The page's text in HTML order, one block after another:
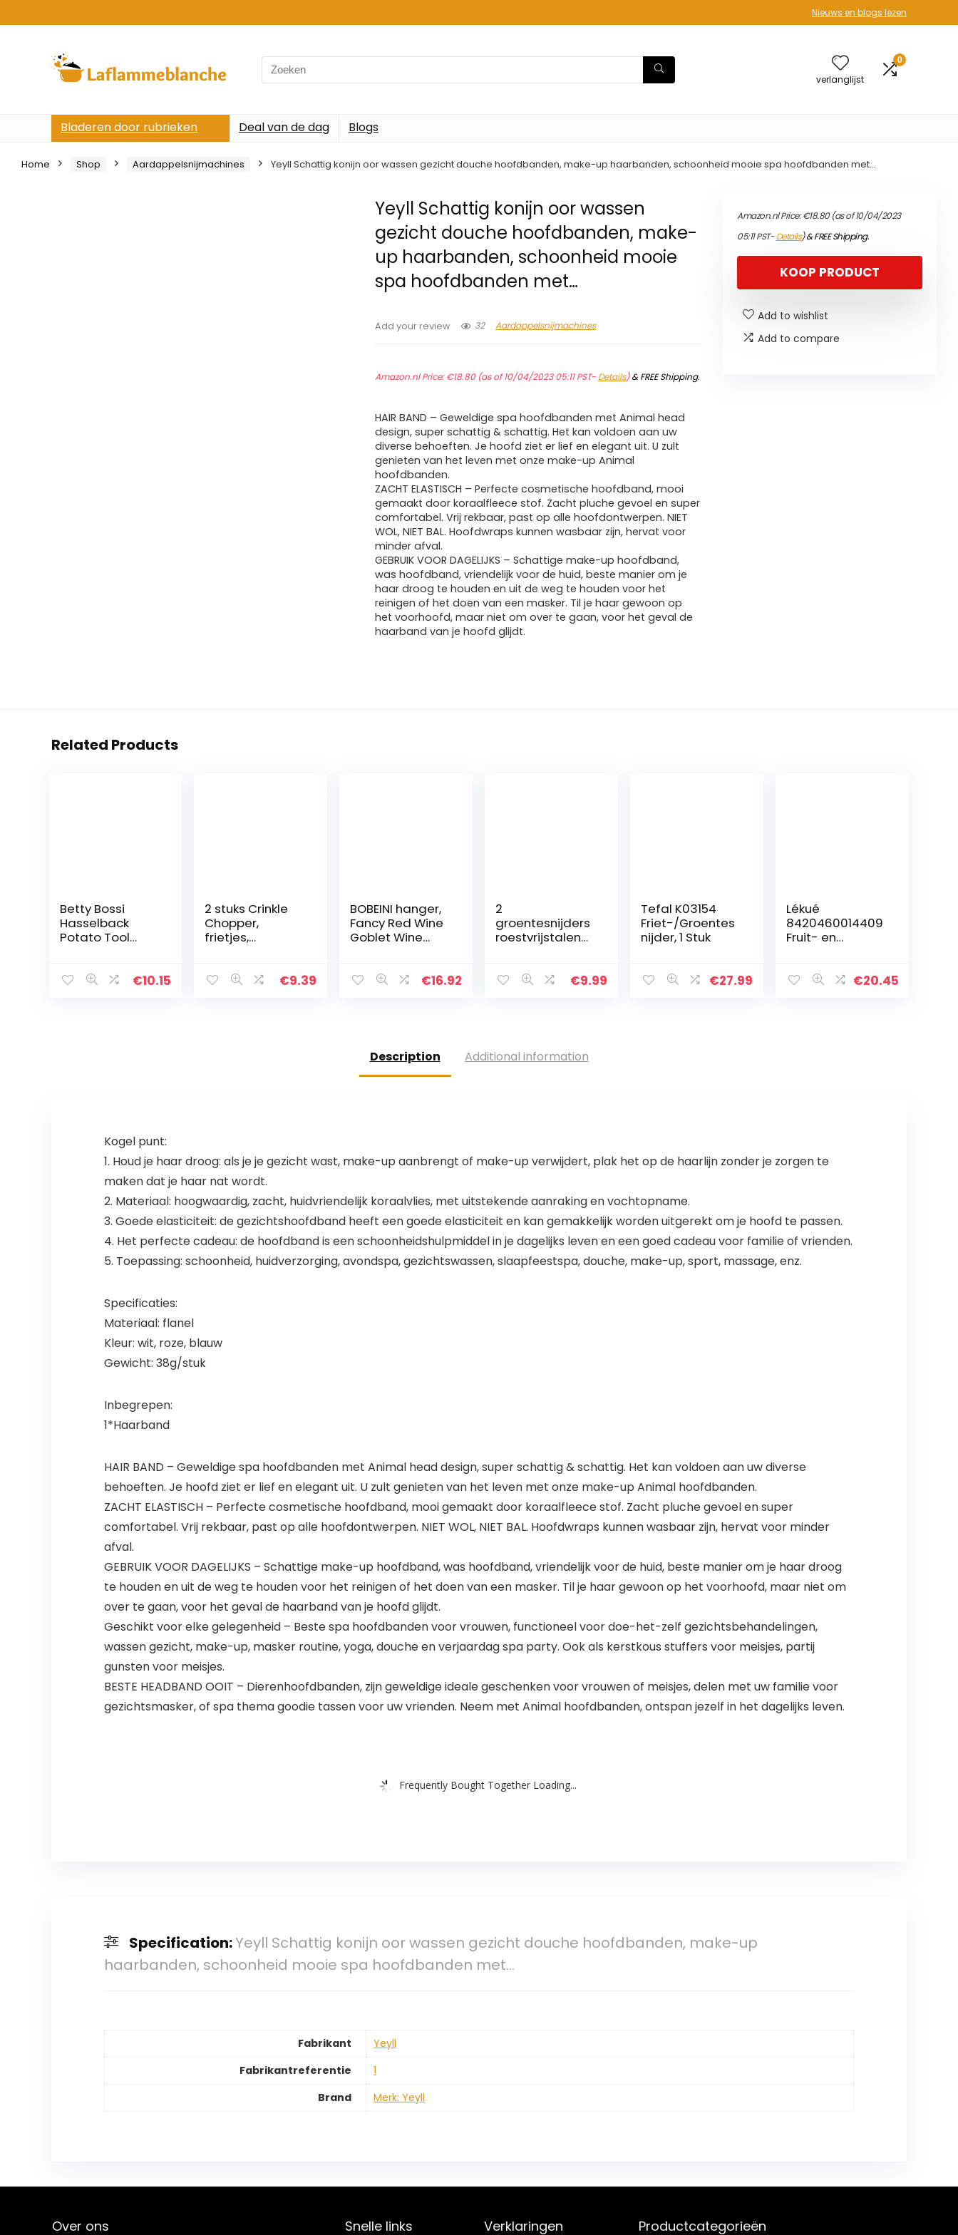
Nieuws en blogs lezen
Search
for:
verlanglijst
0
Bladeren door rubrieken Deal van de dag Blogs
Home Shop Aardappelsnijmachines Yeyll Schattig konijn oor wassen gezicht douche hoofdbanden, make-up haarbanden, schoonheid mooie spa hoofdbanden met…
Yeyll Schattig konijn oor wassen
gezicht douche hoofdbanden, make-
up haarbanden, schoonheid mooie
spa hoofdbanden met…
Add your review 32 Aardappelsnijmachines
Amazon.nl Price:€18.80(as of 10/04/2023 05:11 PST- Details)&FREE Shipping.
HAIR BAND – Geweldige spa hoofdbanden met Animal head
design, super schattig & schattig. Het kan voldoen aan uw
diverse behoeften. Je hoofd ziet er lief en elegant uit. U zult
genieten van het leven met onze make-up Animal
hoofdbanden.
ZACHT ELASTISCH – Perfecte cosmetische hoofdband, mooi
gemaakt door koraalfleece stof. Zacht pluche gevoel en super
comfortabel. Vrij rekbaar, past op alle hoofdontwerpen. NIET
WOL, NIET BAL. Hoofdwraps kunnen wasbaar zijn, hervat voor
minder afval.
GEBRUIK VOOR DAGELIJKS – Schattige make-up hoofdband,
was hoofdband, vriendelijk voor de huid, beste manier om je
haar droog te houden en uit de weg te houden voor het
reinigen of het doen van een masker. Til je haar gewoon op
het voorhoofd, maar niet om over te gaan, voor het geval de
haarband van je hoofd glijdt.
Amazon.nl Price:€18.80(as of 10/04/2023
05:11 PST-Details)&FREE Shipping.
KOOP PRODUCT
Add to wishlist
Add to compare
Related Products
Betty Bossi
Hasselback
Potato Tool
€10.15
2 stuks Crinkle
Chopper,
frietjes,
groentesnijder
€9.39
BOBEINI hanger,
Fancy Red Wine
Goblet Wine
Flower Shape
€16.92
2
groentesnijders
roestvrijstalen
af, gebruikt voor
€9.99
Tefal K03154
Friet-/Groentes
nijder, 1 Stuk
€27.99
Lékué
8420460014409
Fruit- en
zwart
€20.45
Description Additional information
Kogel punt:
1. Houd je haar droog: als je je gezicht wast, make-up aanbrengt of make-up verwijdert, plak het op de haarlijn zonder je zorgen te
maken dat je haar nat wordt.
2. Materiaal: hoogwaardig, zacht, huidvriendelijk koraalvlies, met uitstekende aanraking en vochtopname.
3. Goede elasticiteit: de gezichtshoofdband heeft een goede elasticiteit en kan gemakkelijk worden uitgerekt om je hoofd te passen.
4. Het perfecte cadeau: de hoofdband is een schoonheidshulpmiddel in je dagelijks leven en een goed cadeau voor familie of vrienden.
5. Toepassing: schoonheid, huidverzorging, avondspa, gezichtswassen, slaapfeestspa, douche, make-up, sport, massage, enz.
Specificaties:
Materiaal: flanel
Kleur: wit, roze, blauw
Gewicht: 38g/stuk
Inbegrepen:
1*Haarband
HAIR BAND – Geweldige spa hoofdbanden met Animal head design, super schattig & schattig. Het kan voldoen aan uw diverse
behoeften. Je hoofd ziet er lief en elegant uit. U zult genieten van het leven met onze make-up Animal hoofdbanden.
ZACHT ELASTISCH – Perfecte cosmetische hoofdband, mooi gemaakt door koraalfleece stof. Zacht pluche gevoel en super
comfortabel. Vrij rekbaar, past op alle hoofdontwerpen. NIET WOL, NIET BAL. Hoofdwraps kunnen wasbaar zijn, hervat voor minder
afval.
GEBRUIK VOOR DAGELIJKS – Schattige make-up hoofdband, was hoofdband, vriendelijk voor de huid, beste manier om je haar droog
te houden en uit de weg te houden voor het reinigen of het doen van een masker. Til je haar gewoon op het voorhoofd, maar niet om
over te gaan, voor het geval de haarband van je hoofd glijdt.
Geschikt voor elke gelegenheid – Beste spa hoofdbanden voor vrouwen, functioneel voor doe-het-zelf gezichtsbehandelingen,
wassen gezicht, make-up, masker routine, yoga, douche en verjaardag spa party. Ook als kerstkous stuffers voor meisjes, partij
gunsten voor meisjes.
BESTE HEADBAND OOIT – Dierenhoofdbanden, zijn geweldige ideale geschenken voor vrouwen of meisjes, delen met uw familie voor
gezichtsmasker, of spa thema goodie tassen voor uw vrienden. Neem met Animal hoofdbanden, ontspan jezelf in het dagelijks leven.
Frequently Bought Together Loading...
Specification:Yeyll Schattig konijn oor wassen gezicht douche hoofdbanden, make-up
haarbanden, schoonheid mooie spa hoofdbanden met…
Fabrikant
‎Yeyll
Fabrikantreferentie
‎1
Brand
Merk: Yeyll
Over ons Snelle links Verklaringen Productcategorieën